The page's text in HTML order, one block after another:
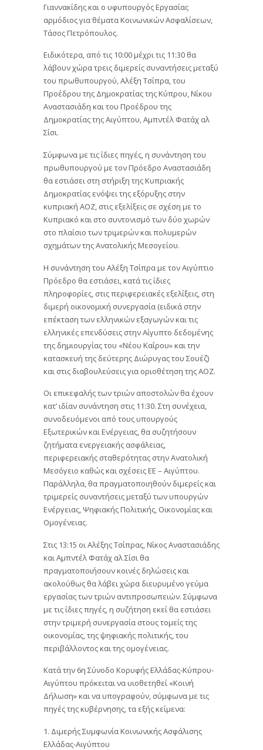
Γιαννακίδης και ο υφυπουργός Εργασίας
αρμόδιος για θέματα Κοινωνικών Ασφαλίσεων,
Τάσος Πετρόπουλος.
Ειδικότερα, από τις 10:00 μέχρι τις 11:30 θα
λάβουν χώρα τρεις διμερείς συναντήσεις μεταξύ
του πρωθυπουργού, Αλέξη Τσίπρα, του
Προέδρου της Δημοκρατίας της Κύπρου, Νίκου
Αναστασιάδη και του Προέδρου της
Δημοκρατίας της Αιγύπτου, Αμπντέλ Φατάχ αλ
Σίσι.
Σύμφωνα με τις ίδιες πηγές, η συνάντηση του
πρωθυπουργού με τον Πρόεδρο Αναστασιάδη
θα εστιάσει στη στήριξη της Κυπριακής
Δημοκρατίας ενόψει της εξόρυξης στην
κυπριακή ΑΟΖ, στις εξελίξεις σε σχέση με το
Κυπριακό και στο συντονισμό των δύο χωρών
στο πλαίσιο των τριμερών και πολυμερών
σχημάτων της Ανατολικής Μεσογείου.
Η συνάντηση του Αλέξη Τσίπρα με τον Αιγύπτιο
Πρόεδρο θα εστιάσει, κατά τις ίδιες
πληροφορίες, στις περιφερειακές εξελίξεις, στη
διμερή οικονομική συνεργασία (ειδικά στην
επέκταση των ελληνικών εξαγωγών και τις
ελληνικές επενδύσεις στην Αίγυπτο δεδομένης
της δημιουργίας του «Νέου Καΐρου» και την
κατασκευή της δεύτερης Διώρυγας του Σουέζ)
και στις διαβουλεύσεις για οριοθέτηση της ΑΟΖ.
Οι επικεφαλής των τριών αποστολών θα έχουν
κατ’ ιδίαν συνάντηση στις 11:30. Στη συνέχεια,
συνοδευόμενοι από τους υπουργούς
Εξωτερικών και Ενέργειας, θα συζητήσουν
ζητήματα ενεργειακής ασφάλειας,
περιφερειακής σταθερότητας στην Ανατολική
Μεσόγειο καθώς και σχέσεις ΕΕ – Αιγύπτου.
Παράλληλα, θα πραγματοποιηθούν διμερείς και
τριμερείς συναντήσεις μεταξύ των υπουργών
Ενέργειας, Ψηφιακής Πολιτικής, Οικονομίας και
Ομογένειας.
Στις 13:15 οι Αλέξης Τσίπρας, Νίκος Αναστασιάδης
και Αμπντέλ Φατάχ αλ Σίσι θα
πραγματοποιήσουν κοινές δηλώσεις και
ακολούθως θα λάβει χώρα διευρυμένο γεύμα
εργασίας των τριών αντιπροσωπειών. Σύμφωνα
με τις ίδιες πηγές, η συζήτηση εκεί θα εστιάσει
στην τριμερή συνεργασία στους τομείς της
οικονομίας, της ψηφιακής πολιτικής, του
περιβάλλοντος και της ομογένειας.
Κατά την 6η Σύνοδο Κορυφής Ελλάδας-Κύπρου-
Αιγύπτου πρόκειται να υιοθετηθεί «Κοινή
Δήλωση» και να υπογραφούν, σύμφωνα με τις
πηγές της κυβέρνησης, τα εξής κείμενα:
1. Διμερής Συμφωνία Κοινωνικής Ασφάλισης
Ελλάδας-Αιγύπτου